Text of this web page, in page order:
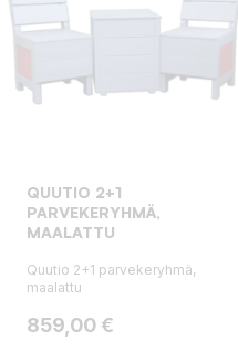
QUUTIO 2+1
PARVEKERYHMÄ,
MAALATTU
Quutio 2+1 parvekeryhmä,
maalattu
Hinta
859,00 €